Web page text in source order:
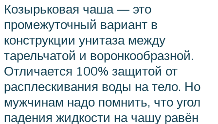
Козырьковая чаша — это
промежуточный вариант в
конструкции унитаза между
тарельчатой и воронкообразной.
Отличается 100% защитой от
расплескивания воды на тело. Но
мужчинам надо помнить, что угол
падения жидкости на чашу равён